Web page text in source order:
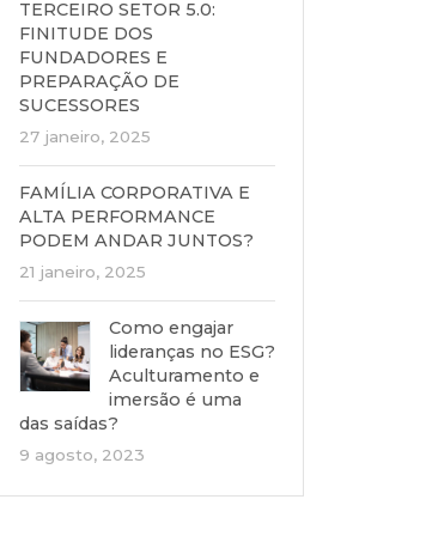
TERCEIRO SETOR 5.0:
FINITUDE DOS
FUNDADORES E
PREPARAÇÃO DE
SUCESSORES
27 janeiro, 2025
FAMÍLIA CORPORATIVA E
ALTA PERFORMANCE
PODEM ANDAR JUNTOS?
21 janeiro, 2025
Como engajar
lideranças no ESG?
Aculturamento e
imersão é uma
das saídas?
9 agosto, 2023